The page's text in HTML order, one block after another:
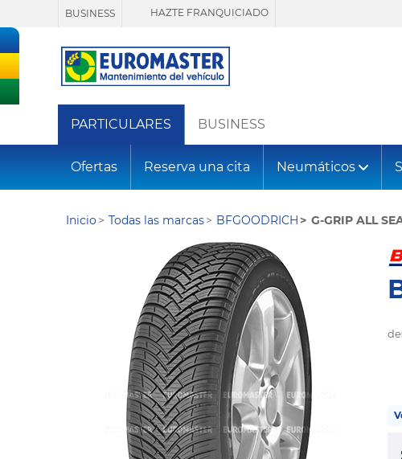
BUSINESS HAZTE FRANQUICIADO
PARTICULARES BUSINESS
Ofertas Reserva una cita Neumáticos
Inicio Todas las marcas BFGOODRICH G-GRIP ALL